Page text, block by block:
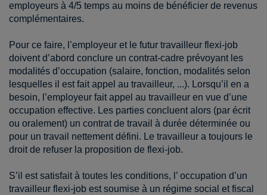
employeurs à 4/5 temps au moins de bénéficier de revenus
complémentaires.
Pour ce faire, l’employeur et le futur travailleur flexi-job
doivent d’abord conclure un contrat-cadre prévoyant les
modalités d’occupation (salaire, fonction, modalités selon
lesquelles il est fait appel au travailleur, ...). Lorsqu’il en a
besoin, l’employeur fait appel au travailleur en vue d’une
occupation effective. Les parties concluent alors (par écrit
ou oralement) un contrat de travail à durée déterminée ou
pour un travail nettement défini. Le travailleur a toujours le
droit de refuser la proposition de flexi-job.
S’il est satisfait à toutes les conditions, l’ occupation d’un
travailleur flexi-job est soumise à un régime social et fiscal